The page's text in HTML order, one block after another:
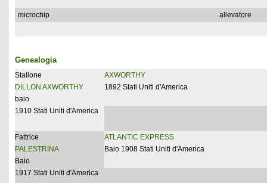
microchip allevatore
Genealogia
Stallone
DILLON AXWORTHY
baio
1910 Stati Uniti d'America
AXWORTHY
1892 Stati Uniti d'America
Fattrice
PALESTRINA
Baio
1917 Stati Uniti d'America
ATLANTIC EXPRESS
Baio 1908 Stati Uniti d'America